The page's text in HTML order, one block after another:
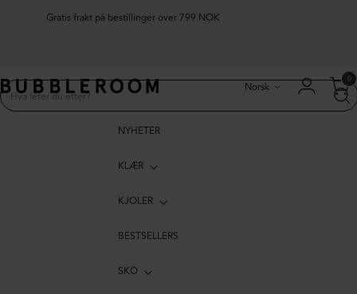
Gratis frakt på bestillinger over 799 NOK
Norsk
0
NYHETER
KLÆR
KJOLER
BESTSELLERS
SKO